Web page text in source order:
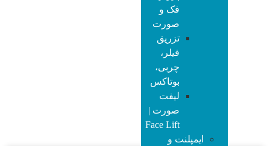
فک و
صورت
تزریق
فیلر،
چربی،
بوتاکس
لیفت
صورت |
Face Lift
ایمپلنت و